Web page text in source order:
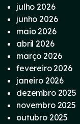
julho 2026
junho 2026
maio 2026
abril 2026
março 2026
fevereiro 2026
janeiro 2026
dezembro 2025
novembro 2025
outubro 2025